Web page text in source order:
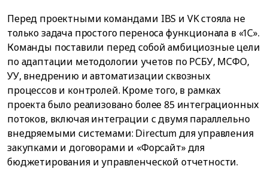
Перед проектными командами IBS и VK стояла не
только задача простого переноса функционала в «1С».
Команды поставили перед собой амбициозные цели
по адаптации методологии учетов по РСБУ, МСФО,
УУ, внедрению и автоматизации сквозных
процессов и контролей. Кроме того, в рамках
проекта было реализовано более 85 интеграционных
потоков, включая интеграции с двумя параллельно
внедряемыми системами: Directum для управления
закупками и договорами и «Форсайт» для
бюджетирования и управленческой отчетности.